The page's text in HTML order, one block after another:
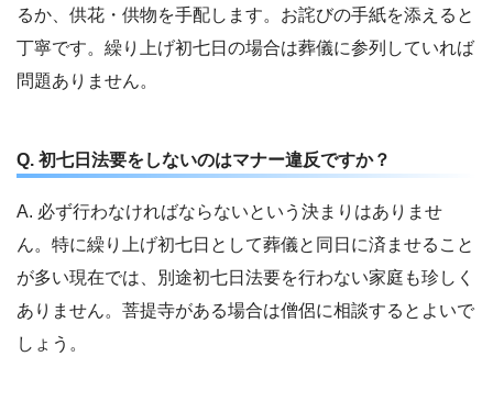
るか、供花・供物を手配します。お詫びの手紙を添えると
丁寧です。繰り上げ初七日の場合は葬儀に参列していれば
問題ありません。
Q. 初七日法要をしないのはマナー違反ですか？
A. 必ず行わなければならないという決まりはありませ
ん。特に繰り上げ初七日として葬儀と同日に済ませること
が多い現在では、別途初七日法要を行わない家庭も珍しく
ありません。菩提寺がある場合は僧侶に相談するとよいで
しょう。